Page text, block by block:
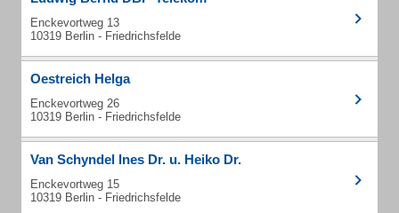
Enckevortweg 13
10319 Berlin - Friedrichsfelde
Oestreich Helga
Enckevortweg 26
10319 Berlin - Friedrichsfelde
Van Schyndel Ines Dr. u. Heiko Dr.
Enckevortweg 15
10319 Berlin - Friedrichsfelde